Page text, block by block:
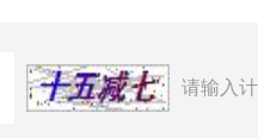
请输入